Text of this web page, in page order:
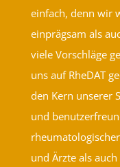
einfach, denn wir
einprägsam als
viele Vorschläge
uns auf RheDAT
den Kern unserer
und
und Ärzte als